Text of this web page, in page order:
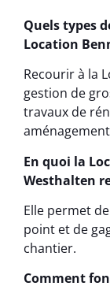
Quels types
Location
Recourir à la
gestion de
travaux de
En quoi la
Westhalten
Elle permet
point et de
chantier.
Comment